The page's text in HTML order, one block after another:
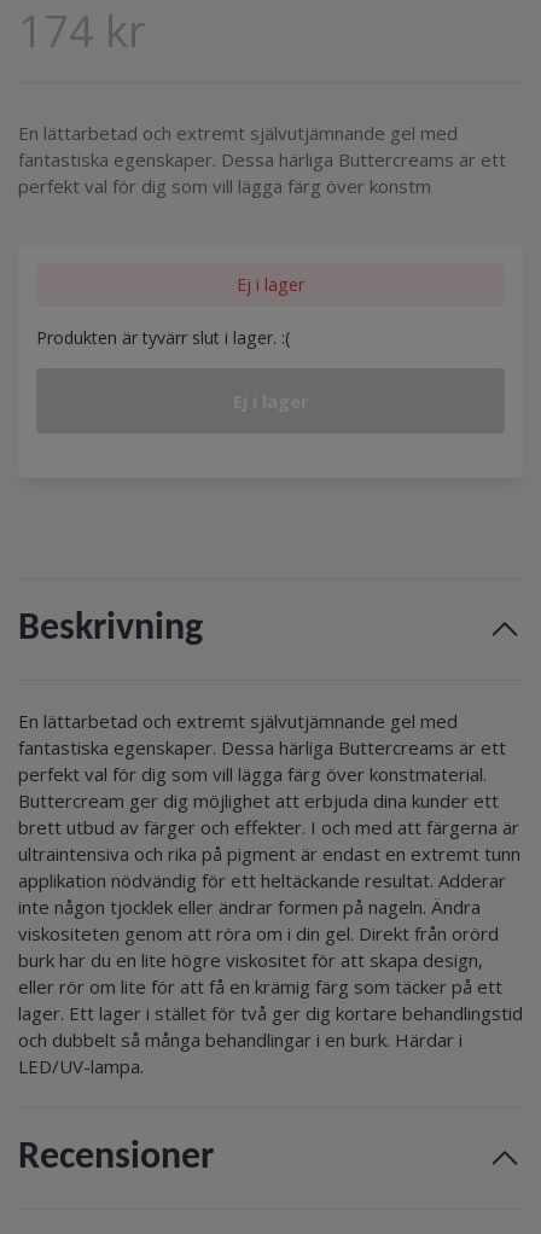
174 kr
En lättarbetad och extremt självutjämnande gel med
fantastiska egenskaper. Dessa härliga Buttercreams är ett
perfekt val för dig som vill lägga färg över konstm
Ej i lager
Produkten är tyvärr slut i lager. :(
Beskrivning
En lättarbetad och extremt självutjämnande gel med
fantastiska egenskaper. Dessa härliga Buttercreams är ett
perfekt val för dig som vill lägga färg över konstmaterial.
Buttercream ger dig möjlighet att erbjuda dina kunder ett
brett utbud av färger och effekter. I och med att färgerna är
ultraintensiva och rika på pigment är endast en extremt tunn
applikation nödvändig för ett heltäckande resultat. Adderar
inte någon tjocklek eller ändrar formen på nageln. Ändra
viskositeten genom att röra om i din gel. Direkt från orörd
burk har du en lite högre viskositet för att skapa design,
eller rör om lite för att få en krämig färg som täcker på ett
lager. Ett lager i stället för två ger dig kortare behandlingstid
och dubbelt så många behandlingar i en burk. Härdar i
LED/UV-lampa.
Recensioner